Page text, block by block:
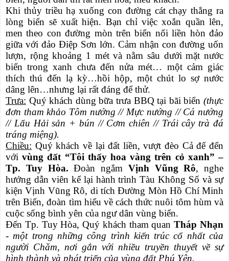
Khi thủy triều hạ xuống con đường cát chạy thẳng ra
lòng biển sẽ xuất hiện. Bạn chỉ việc xoắn quần lên,
men theo con đường mòn trên biển nối liền hòn đảo
giữa với đảo Điệp Sơn lớn. Cảm nhận con đường uốn
lượn, rộng khoảng 1 mét và nằm sâu dưới mặt nước
biển trong xanh chưa đến nửa mét… một cảm giác
thích thú đến lạ kỳ…hồi hộp, một chút lo sợ nước
dâng lên…nhưng lại rất đáng để thử.
Trưa: Quý khách dùng bữa trưa BBQ tại bãi biển (thực
đơn tham khảo Tôm nướng // Mực nướng // Cá nướng
// Lẩu Hải sản + bún // Cơm chiên // Trái cây trà đá
tráng miệng).
Chiều: Quý khách về lại đất liền, vượt đèo Cả để đến
vớivùng đất “Tôi thấy hoa vàng trên cỏ xanh” –
Tp. Tuy Hòa. Đoàn ngắm Vịnh Vũng Rô, nghe
hướng dẫn viên kể lại hành trình Tàu Không Số và sự
kiện Vịnh Vũng Rô, di tích Đường Mòn Hồ Chí Minh
trên Biển, đoàn tìm hiểu về cách thức nuôi tôm hùm và
cuộc sống bình yên của ngư dân vùng biển.
Đến Tp. Tuy Hòa, Quý khách tham quanTháp Nhạn
- một trong những công trình kiến trúc cổ nhất của
người Chăm, nơi gắn với nhiều truyền thuyết về sự
hình thành và phát triển của vùng đất Phú Yên.